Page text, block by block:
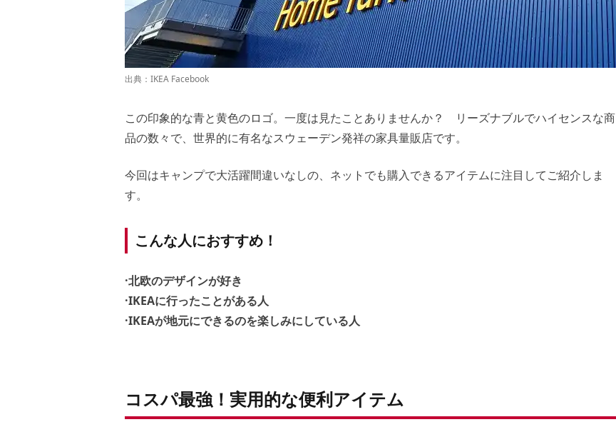
出典： IKEA Facebook
この印象的な青と黄色のロゴ。一度は見たことありませんか？ リーズナブルでハイセンスな商
品の数々で、世界的に有名なスウェーデン発祥の家具量販店です。
今回はキャンプで大活躍間違いなしの、ネットでも購入できるアイテムに注目してご紹介しま
す。
こんな人におすすめ！
·北欧のデザインが好き
·IKEAに行ったことがある人
·IKEAが地元にできるのを楽しみにしている人
コスパ最強！実用的な便利アイテム